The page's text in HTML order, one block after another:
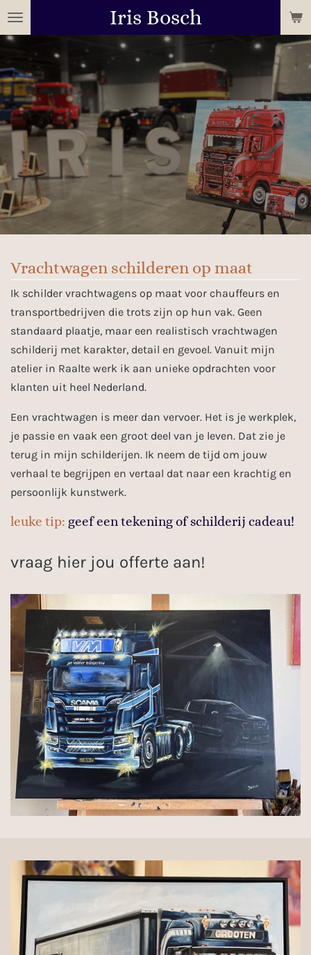
Ga
direct
de
hoofdinhoud
Iris Bosch
Vrachtwagen schilderen op maat
Ik schilder vrachtwagens op maat voor chauffeurs en
transportbedrijven die trots zijn op hun vak. Geen
standaard plaatje, maar een realistisch vrachtwagen
schilderij met karakter, detail en gevoel. Vanuit mijn
atelier in Raalte werk ik aan unieke opdrachten voor
klanten uit heel Nederland.
Een vrachtwagen is meer dan vervoer. Het is je werkplek,
je passie en vaak een groot deel van je leven. Dat zie je
terug in mijn schilderijen. Ik neem de tijd om jouw
verhaal te begrijpen en vertaal dat naar een krachtig en
persoonlijk kunstwerk.
leuke tip: geef een tekening of schilderij cadeau!
vraag hier jou offerte aan!